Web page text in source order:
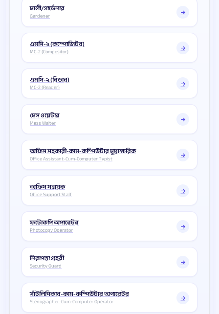
মালী/গার্ডেনার
Gardener
এমসি-২ (কম্পোজিটর)
MC-2 (Compositor)
এমসি-২ (রিডার)
MC-2 (Reader)
মেস ওয়েটার
Mess Waiter
অফিস সহকারী-কাম-কম্পিউটার মুদ্রাক্ষরিক
Office Assistant-Cum-Computer Typist
অফিস সহায়ক
Office Support Staff
ফটোকপি অপারেটর
Photocopy Operator
নিরাপত্তা প্রহরী
Security Guard
সাঁটলিপিকার-কাম-কম্পিউটার অপারেটর
Stenographer-Cum-Computer Operator